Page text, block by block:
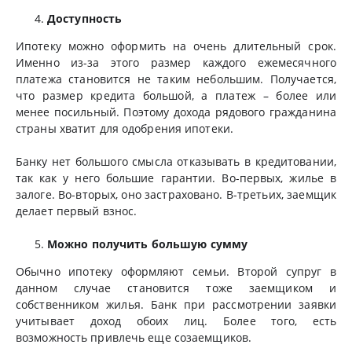
Доступность
Ипотеку можно оформить на очень длительный срок.
Именно из-за этого размер каждого ежемесячного
платежа становится не таким небольшим. Получается,
что размер кредита большой, а платеж – более или
менее посильный. Поэтому дохода рядового гражданина
страны хватит для одобрения ипотеки.
Банку нет большого смысла отказывать в кредитовании,
так как у него большие гарантии. Во-первых, жилье в
залоге. Во-вторых, оно застраховано. В-третьих, заемщик
делает первый взнос.
Можно получить большую сумму
Обычно ипотеку оформляют семьи. Второй супруг в
данном случае становится тоже заемщиком и
собственником жилья. Банк при рассмотрении заявки
учитывает доход обоих лиц. Более того, есть
возможность привлечь еще созаемщиков.